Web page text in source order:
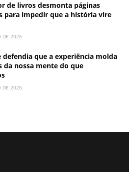
de livros desmonta páginas
para impedir que a história vire
DE 2026
defendia que a experiência molda
da nossa mente do que
DE 2026